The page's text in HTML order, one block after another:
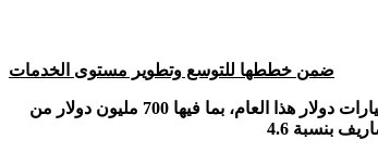
ضمن خططها للتوسع وتطوير مستوى الخدمات
دبى "المسلة"... صرح جيمس هوغان، الرئيس التنفيذي لشركة الاتحاد للطيران، لوكالة بلومبيرغ الإخبارية، بأن الشركة تستهدف تحقيق عائدات تصل إلى 5 مليارات دولار هذا العام، بما فيها 700 مليون دولار من